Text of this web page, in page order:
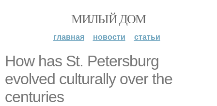
МИЛЫЙ ДОМ
главная новости статьи
How has St. Petersburg
evolved culturally over the
centuries